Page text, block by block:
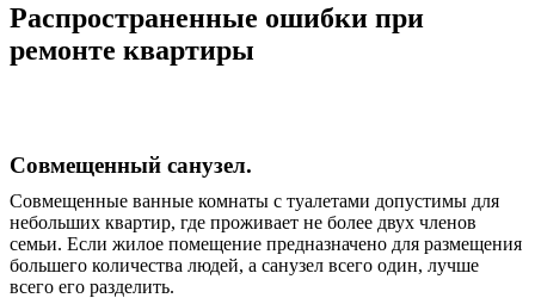
Распространенные ошибки при
ремонте квартиры
Совмещенный санузел.
Совмещенные ванные комнаты с туалетами допустимы для
небольших квартир, где проживает не более двух членов
семьи. Если жилое помещение предназначено для размещения
большего количества людей, а санузел всего один, лучше
всего его разделить.